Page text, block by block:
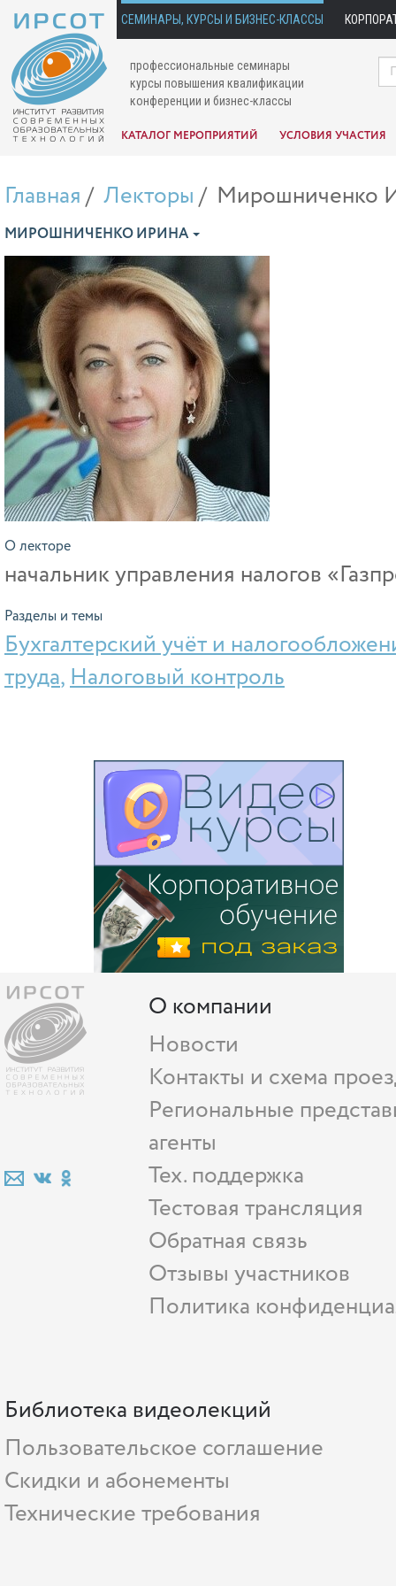
СЕМИНАРЫ, КУРСЫ И БИЗНЕС-КЛАССЫ
профессиональные семинары
курсы повышения квалификации
конференции и бизнес-классы
КАТАЛОГ МЕРОПРИЯТИЙ УСЛОВИЯ УЧАСТИЯ
Главная Лекторы Мирошниченко
МИРОШНИЧЕНКО ИРИНА
О лекторе
начальник управления налогов
Разделы и темы
Бухгалтерский учёт и
труда,Налоговый контроль
О компании
Новости
Контакты и схема
Региональные
агенты
Тех. поддержка
Тестовая трансляция
Обратная связь
Отзывы участников
Политика
Библиотека видеолекций
Пользовательское соглашение
Скидки и абонементы
Технические требования